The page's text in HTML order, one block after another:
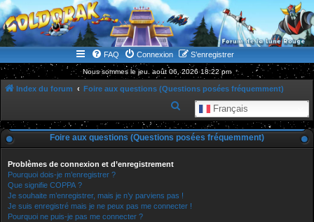
WWW.GOLDORAKGO.COM
le site de la Lune Rouge
FAQ Connexion S’enregistrer
Nous sommes le jeu. août 06, 2026 18:22 pm
Index du forum Foire aux questions (Questions posées fréquemment)
Français
e
c
c
Foire aux questions (Questions posées fréquemment)
Problèmes de connexion et d’enregistrement
Pourquoi dois-je m’enregistrer ?
Que signifie COPPA ?
Je souhaite m’enregistrer, mais je n’y parviens pas !
Je suis enregistré mais je ne peux pas me connecter !
Pourquoi ne puis-je pas me connecter ?